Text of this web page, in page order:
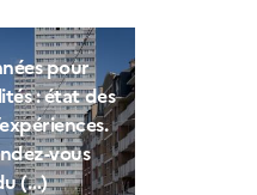
pour
: état des
vous
(…)